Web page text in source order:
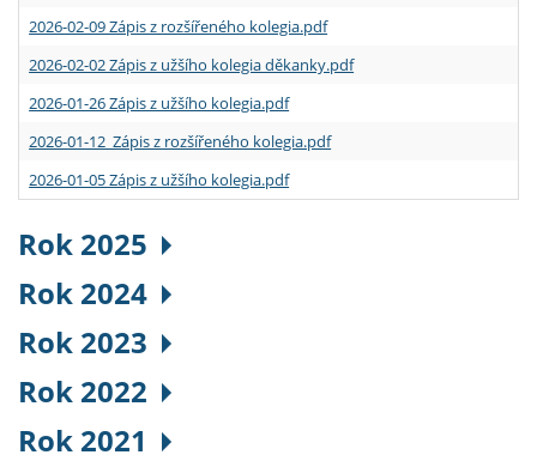
2026-02-09 Zápis z rozšířeného kolegia.pdf
2026-02-02 Zápis z užšího kolegia děkanky.pdf
2026-01-26 Zápis z užšího kolegia.pdf
2026-01-12 Zápis z rozšířeného kolegia.pdf
2026-01-05 Zápis z užšího kolegia.pdf
Rok 2025
Rok 2024
Rok 2023
Rok 2022
Rok 2021